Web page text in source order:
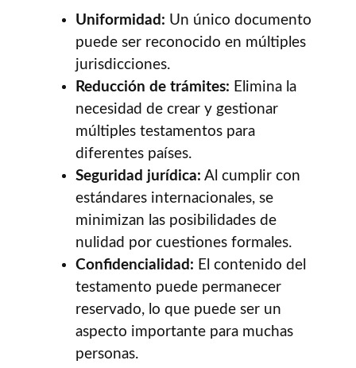
Uniformidad: Un único documento
puede ser reconocido en múltiples
jurisdicciones.
Reducción de trámites: Elimina la
necesidad de crear y gestionar
múltiples testamentos para
diferentes países.
Seguridad jurídica: Al cumplir con
estándares internacionales, se
minimizan las posibilidades de
nulidad por cuestiones formales.
Confidencialidad: El contenido del
testamento puede permanecer
reservado, lo que puede ser un
aspecto importante para muchas
personas.